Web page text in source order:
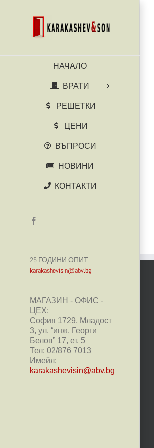
НАЧАЛО
ВРАТИ
РЕШЕТКИ
ЦЕНИ
ВЪПРОСИ
НОВИНИ
КОНТАКТИ
25 ГОДИНИ ОПИТ
karakashevisin@abv.bg
МАГАЗИН - ОФИС -
ЦЕХ:
София 1729, Младост
3, ул. “инж. Георги
Белов” 17, ет. 5
Тел: 02/876 7013
Имейл:
karakashevisin@abv.bg